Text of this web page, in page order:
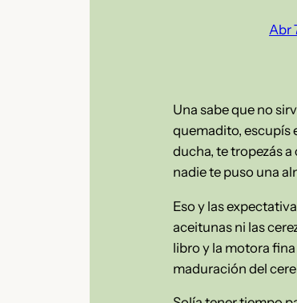
Abr
Una sabe que no
quemadito, escupís
ducha, te tropezás
nadie te puso una
Eso y las
aceitunas ni las
libro y la motora
maduración del